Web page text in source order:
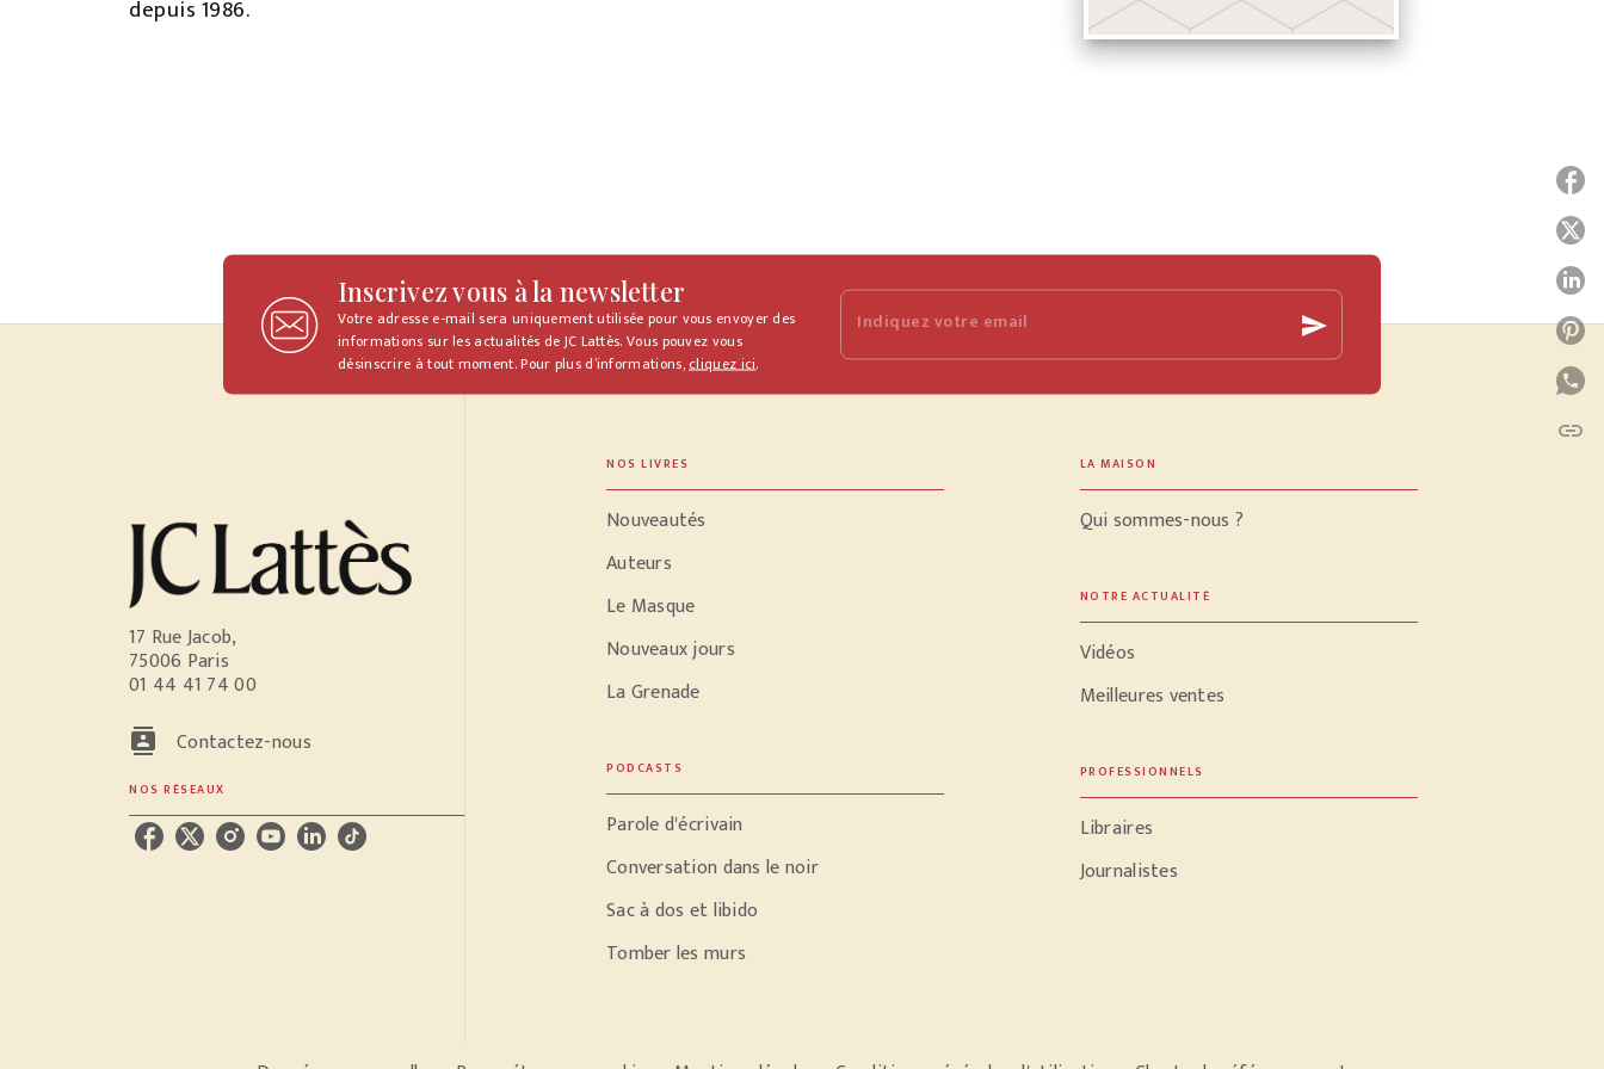
depuis 1986.
link
Inscrivez vous à la newsletter
Votre adresse e-mail sera uniquement utilisée pour vous envoyer des
informations sur les actualités de JC Lattès. Vous pouvez vous
désinscrire à tout moment. Pour plus d’informations,cliquez ici.
Indiquez votre email send
17 Rue Jacob,
75006 Paris
01 44 41 74 00
contacts Contactez-nous
NOS RÉSEAUX
NOS LIVRES
Nouveautés
Auteurs
Le Masque
Nouveaux jours
La Grenade
PODCASTS
Parole d'écrivain
Conversation dans le noir
Sac à dos et libido
Tomber les murs
LA MAISON
Qui sommes-nous ?
NOTRE ACTUALITÉ
Vidéos
Meilleures ventes
PROFESSIONNELS
Libraires
Journalistes